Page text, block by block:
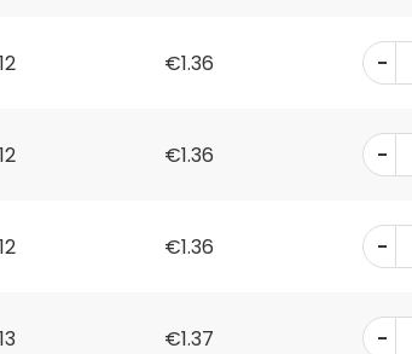
€1.36 -
€1.36 -
€1.36 -
€1.37 -